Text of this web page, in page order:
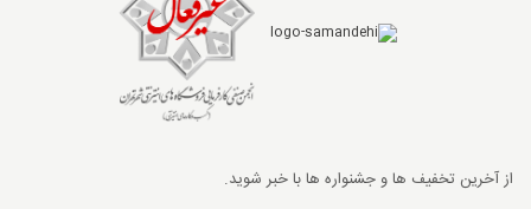
از آخرین تخفیف ها و جشنواره ها با خبر شوید.